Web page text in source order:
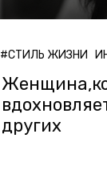
#СТИЛЬ ЖИЗНИ
других